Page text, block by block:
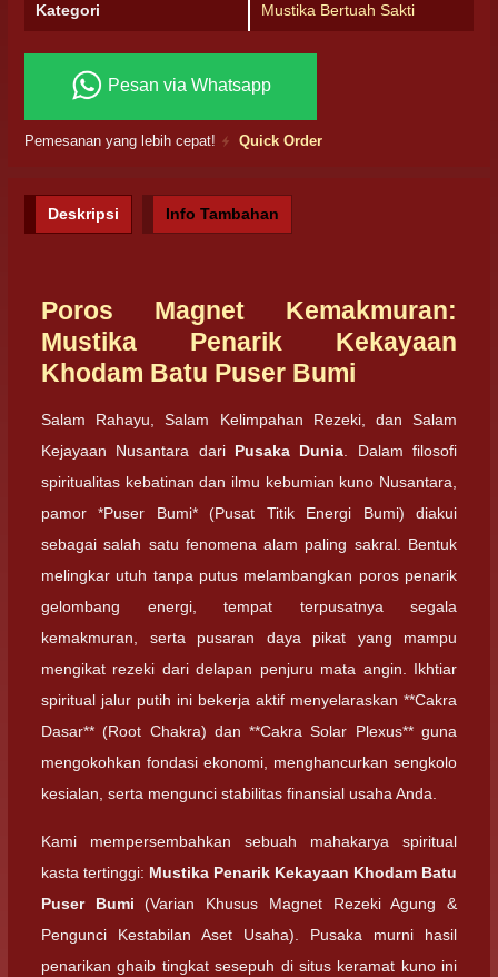
Kategori Mustika Bertuah Sakti
Pesan via Whatsapp
Pemesanan yang lebih cepat! Quick Order
Deskripsi Info Tambahan
Poros Magnet Kemakmuran:
Mustika Penarik Kekayaan
Khodam Batu Puser Bumi
Salam Rahayu, Salam Kelimpahan Rezeki, dan Salam
Kejayaan Nusantara dari Pusaka Dunia. Dalam filosofi
spiritualitas kebatinan dan ilmu kebumian kuno Nusantara,
pamor *Puser Bumi* (Pusat Titik Energi Bumi) diakui
sebagai salah satu fenomena alam paling sakral. Bentuk
melingkar utuh tanpa putus melambangkan poros penarik
gelombang energi, tempat terpusatnya segala
kemakmuran, serta pusaran daya pikat yang mampu
mengikat rezeki dari delapan penjuru mata angin. Ikhtiar
spiritual jalur putih ini bekerja aktif menyelaraskan **Cakra
Dasar** (Root Chakra) dan **Cakra Solar Plexus** guna
mengokohkan fondasi ekonomi, menghancurkan sengkolo
kesialan, serta mengunci stabilitas finansial usaha Anda.
Kami mempersembahkan sebuah mahakarya spiritual
kasta tertinggi: Mustika Penarik Kekayaan Khodam Batu
Puser Bumi (Varian Khusus Magnet Rezeki Agung &
Pengunci Kestabilan Aset Usaha). Pusaka murni hasil
penarikan ghaib tingkat sesepuh di situs keramat kuno ini